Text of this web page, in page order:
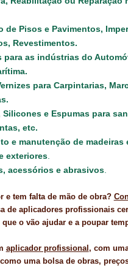
de Pisos e Pavimentos,
Revestimentos.
para as indústrias do
para Carpintarias,
Silicones e Espumas para
etc.
e manutenção de madeiras
exteriores.
acessórios e abrasivos.
e tem falta de mão de obra?
de aplicadores profissionais
que o vão ajudar e a poupar
aplicador profissional, com
uma bolsa de obras,